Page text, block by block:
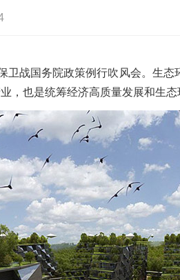
卫战国务院政策例行吹风会。生
，也是统筹经济高质量发展和生态